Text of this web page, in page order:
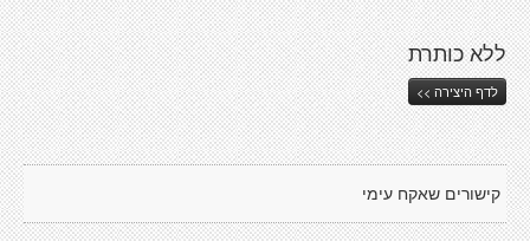
ללא כותרת
לדף היצירה >>
קישורים שאקח עימי